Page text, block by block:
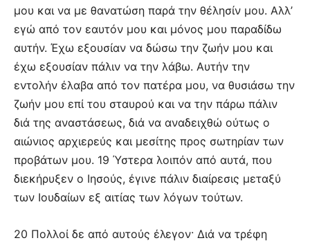
μου και να με θανατώση παρά την θέλησίν μου. Αλλ’
εγώ από τον εαυτόν μου και μόνος μου παραδίδω
αυτήν. Έχω εξουσίαν να δώσω την ζωήν μου και
έχω εξουσίαν πάλιν να την λάβω. Αυτήν την
εντολήν έλαβα από τον πατέρα μου, να θυσιάσω την
ζωήν μου επί του σταυρού και να την πάρω πάλιν
διά της αναστάσεως, διά να αναδειχθώ ούτως ο
αιώνιος αρχιερεύς και μεσίτης προς σωτηρίαν των
προβάτων μου. 19 Ύστερα λοιπόν από αυτά, που
διεκήρυξεν ο Ιησούς, έγινε πάλιν διαίρεσις μεταξύ
των Ιουδαίων εξ αιτίας των λόγων τούτων.
20 Πολλοί δε από αυτούς έλεγον· Διά να τρέφη